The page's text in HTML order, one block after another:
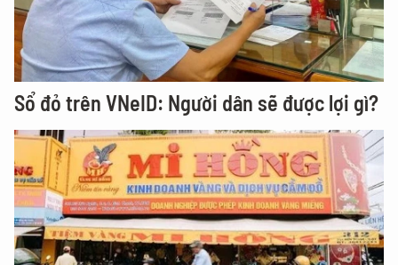
Sổ đỏ trên VNeID: Người dân sẽ được lợi gì?